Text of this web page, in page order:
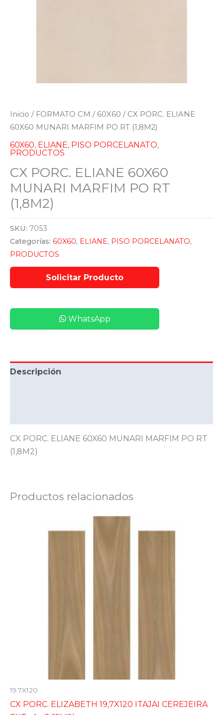
Inicio / FORMATO CM / 60X60 / CX PORC. ELIANE
60X60 MUNARI MARFIM PO RT (1,8M2)
60X60, ELIANE, PISO PORCELANATO,
PRODUCTOS
CX PORC. ELIANE 60X60
MUNARI MARFIM PO RT
(1,8M2)
SKU: 7053
Categorías: 60X60, ELIANE, PISO PORCELANATO,
PRODUCTOS
WhatsApp
Descripción
CX PORC. ELIANE 60X60 MUNARI MARFIM PO RT
(1,8M2)
Productos relacionados
19.7X120
CX PORC. ELIZABETH 19,7X120 ITAJAI CEREJEIRA